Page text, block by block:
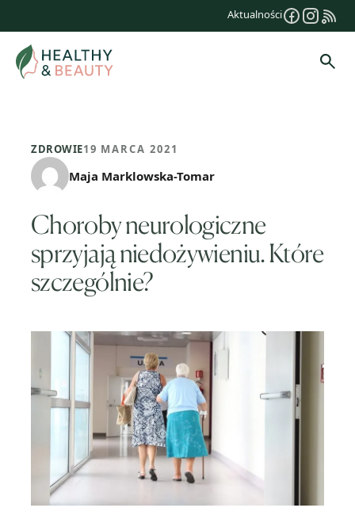
treści
Aktualności
ZDROWIE19 MARCA 2021
Maja Marklowska-Tomar
Choroby neurologiczne
sprzyjają niedożywieniu. Które
szczególnie?